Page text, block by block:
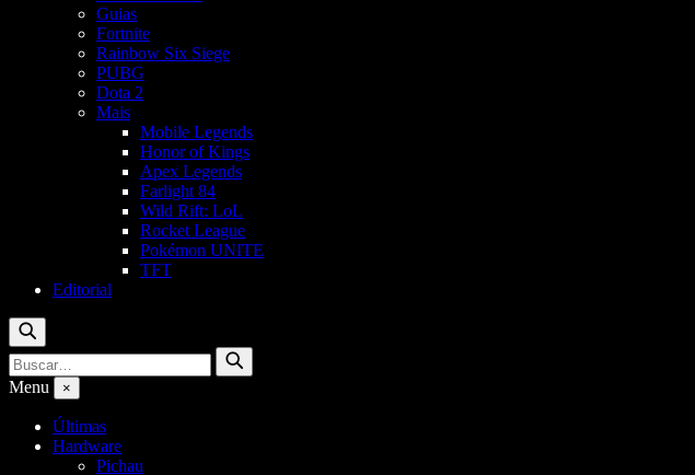
Guias
Fortnite
Rainbow Six Siege
PUBG
Dota 2
Mais
Mobile Legends
Honor of Kings
Apex Legends
Farlight 84
Wild Rift: LoL
Rocket League
Pokémon UNITE
TFT
Editorial
Buscar
Buscar
por:
Buscar
Menu ×
Últimas
Hardware
Pichau